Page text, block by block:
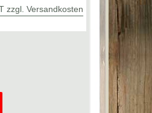
zzgl. Versandkosten